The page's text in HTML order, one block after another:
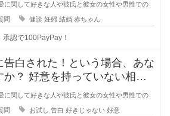
に関して好きな人や彼氏と彼女の女性や男性での
問 健診 妊婦 結婚 赤ちゃん
認で100PayPay！
告白された！という場合、あな
ない相手
戸惑ったり
に関して好きな人や彼氏と彼女の女性や男性での
問 お試し 告白 好きじゃない 好意